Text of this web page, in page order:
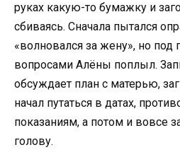
руках какую-то бумажку и
сбиваясь. Сначала пытался
«волновался за жену», но
вопросами Алёны поплыл.
обсуждает план с матерью,
начал путаться в датах,
показаниям, а потом и вовсе
голову.